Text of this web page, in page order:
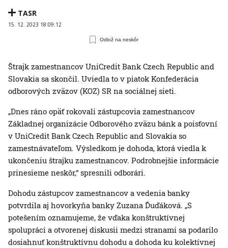
TASR
15. 12. 2023 18:09:12
Odlož na neskôr
Štrajk zamestnancov UniCredit Bank Czech Republic and
Slovakia sa skončil. Uviedla to v piatok Konfederácia
odborových zväzov (KOZ) SR na sociálnej sieti.
„Dnes ráno opäť rokovali zástupcovia zamestnancov
Základnej organizácie Odborového zväzu bánk a poisťovní
v UniCredit Bank Czech Republic and Slovakia so
zamestnávateľom. Výsledkom je dohoda, ktorá viedla k
ukončeniu štrajku zamestnancov. Podrobnejšie informácie
prinesieme neskôr,“ spresnili odborári.
Dohodu zástupcov zamestnancov a vedenia banky
potvrdila aj hovorkyňa banky Zuzana Ďuďáková. „S
potešením oznamujeme, že vďaka konštruktívnej
spolupráci a otvorenej diskusii medzi stranami sa podarilo
dosiahnuť konštruktívnu dohodu a dohoda ku kolektívnej